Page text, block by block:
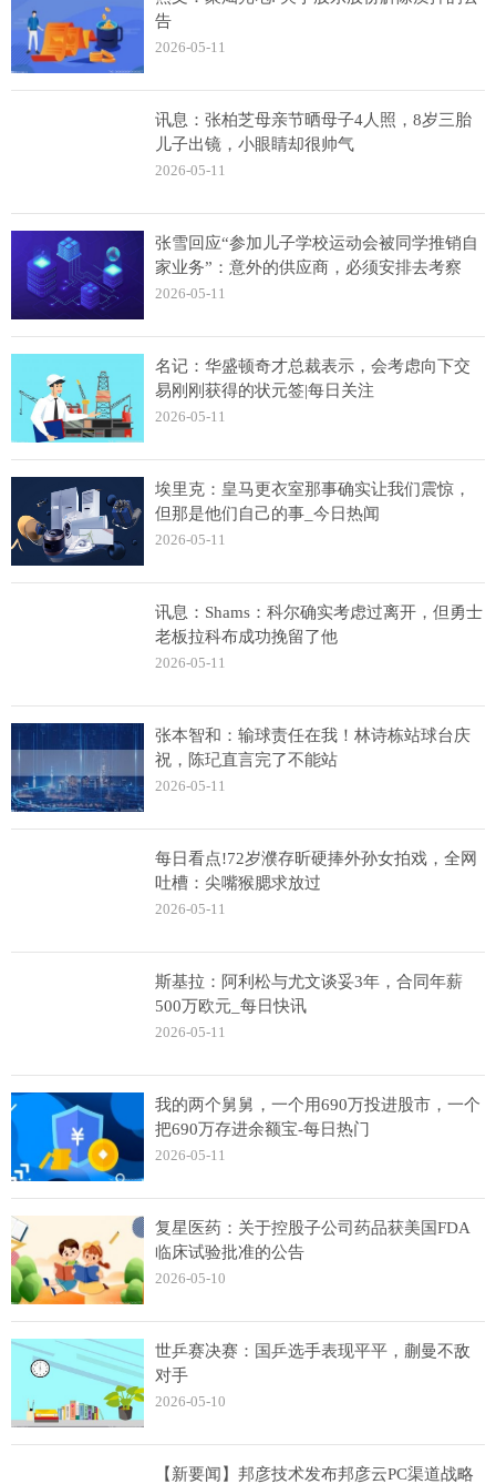
告
2026-05-11
讯息：张柏芝母亲节晒母子4人照，8岁三胎
儿子出镜，小眼睛却很帅气
2026-05-11
张雪回应“参加儿子学校运动会被同学推销自
家业务”：意外的供应商，必须安排去考察
2026-05-11
名记：华盛顿奇才总裁表示，会考虑向下交
易刚刚获得的状元签|每日关注
2026-05-11
埃里克：皇马更衣室那事确实让我们震惊，
但那是他们自己的事_今日热闻
2026-05-11
讯息：Shams：科尔确实考虑过离开，但勇士
老板拉科布成功挽留了他
2026-05-11
张本智和：输球责任在我！林诗栋站球台庆
祝，陈玘直言完了不能站
2026-05-11
每日看点!72岁濮存昕硬捧外孙女拍戏，全网
吐槽：尖嘴猴腮求放过
2026-05-11
斯基拉：阿利松与尤文谈妥3年，合同年薪
500万欧元_每日快讯
2026-05-11
我的两个舅舅，一个用690万投进股市，一个
把690万存进余额宝-每日热门
2026-05-11
复星医药：关于控股子公司药品获美国FDA
临床试验批准的公告
2026-05-10
世乒赛决赛：国乒选手表现平平，蒯曼不敌
对手
2026-05-10
【新要闻】邦彦技术发布邦彦云PC渠道战略